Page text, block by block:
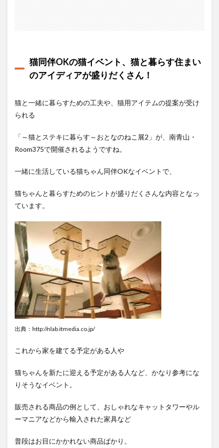
猫同伴OKの猫イベント、猫と暮らす住まい
のアイディアが盛りだくさん！
猫と一緒に暮らすための工夫や、猫用アイテムの提案が受け
られる
「～猫とステキに暮らす～おとなのねこ展2」が、南青山・
Room375で開催されるようですね。
一緒に生活している猫ちゃん同伴OKなイベントで、
猫ちゃんと暮らすためのヒントが盛りだくさんな内容となっ
ています。
出典：http://nlab.itmedia.co.jp/
これから家を建てる予定がある人や
猫ちゃんを新たに迎える予定がある人など、かなり参考にな
りそうなイベント。
販売される商品の例として、おしゃれなキャットタワーやル
ーマニアなどから輸入された家具など
普段はお目にかかれない商品ばかり。